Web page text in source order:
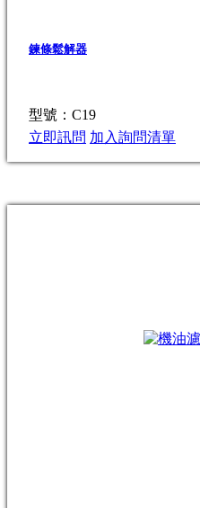
鍊條鬆解器
型號：C19
立即訊問 加入詢問清單